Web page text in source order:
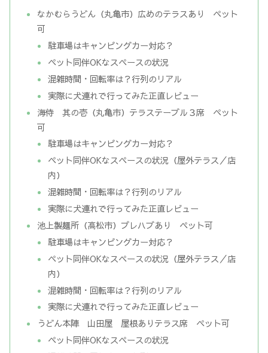
なかむらうどん（丸亀市）広めのテラスあり ペット
可
駐車場はキャンピングカー対応？
ペット同伴OKなスペースの状況
混雑時間・回転率は？行列のリアル
実際に犬連れで行ってみた正直レビュー
海侍 其の壱（丸亀市）テラステーブル３席 ペット
可
駐車場はキャンピングカー対応？
ペット同伴OKなスペースの状況（屋外テラス／店
内）
混雑時間・回転率は？行列のリアル
実際に犬連れで行ってみた正直レビュー
池上製麺所（高松市）プレハブあり ペット可
駐車場はキャンピングカー対応？
ペット同伴OKなスペースの状況（屋外テラス／店
内）
混雑時間・回転率は？行列のリアル
実際に犬連れで行ってみた正直レビュー
うどん本陣 山田屋 屋根ありテラス席 ペット可
ペット同伴OKなスペースの状況